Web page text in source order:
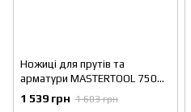
Ножиці для прутів та
арматури MASTERTOOL 750
мм Ø 10 мм T8/HRC53~60 01-
1 539 грн 1 603 грн